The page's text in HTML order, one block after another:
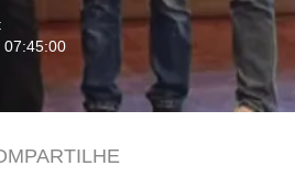
07:45:00